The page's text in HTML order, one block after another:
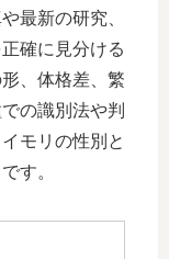
最新の研究、
確に見分ける
、体格差、繁
の識別法や判
モリの性別と
す。